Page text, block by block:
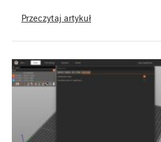
Przeczytaj artykuł